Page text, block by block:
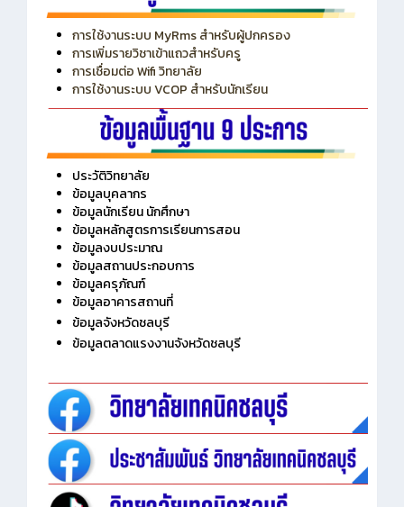
การใช้งานระบบ MyRms สำหรับผู้ปกครอง
การเพิ่มรายวิชาเข้าแถวสำหรับครู
การเชื่อมต่อ Wifi วิทยาลัย
การใช้งานระบบ VCOP สำหรับนักเรียน
ประวัติวิทยาลัย
ข้อมูลบุคลากร
ข้อมูลนักเรียน นักศึกษา
ข้อมูลหลักสูตรการเรียนการสอน
ข้อมูลงบประมาณ
ข้อมูลสถานประกอบการ
ข้อมูลครุภัณฑ์
ข้อมูลอาคารสถานที่
ข้อมูลจังหวัดชลบุรี